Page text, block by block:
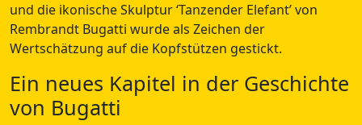
und die ikonische Skulptur ‘Tanzender Elefant’ von
Rembrandt Bugatti wurde als Zeichen der
Wertschätzung auf die Kopfstützen gestickt.
Ein neues Kapitel in der Geschichte
von Bugatti